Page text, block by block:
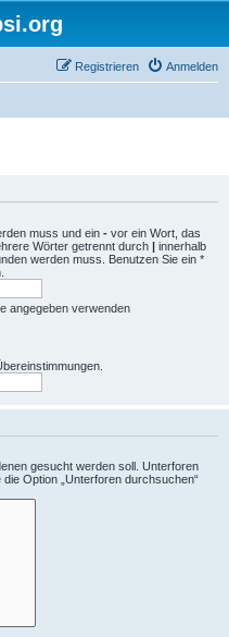
Anmelden
Registrieren
muss und ein - vor ein Wort, das
Wörter getrennt durch | innerhalb
werden muss. Benutzen Sie ein *
angegeben verwenden
gesucht werden soll. Unterforen
Option „Unterforen durchsuchen“